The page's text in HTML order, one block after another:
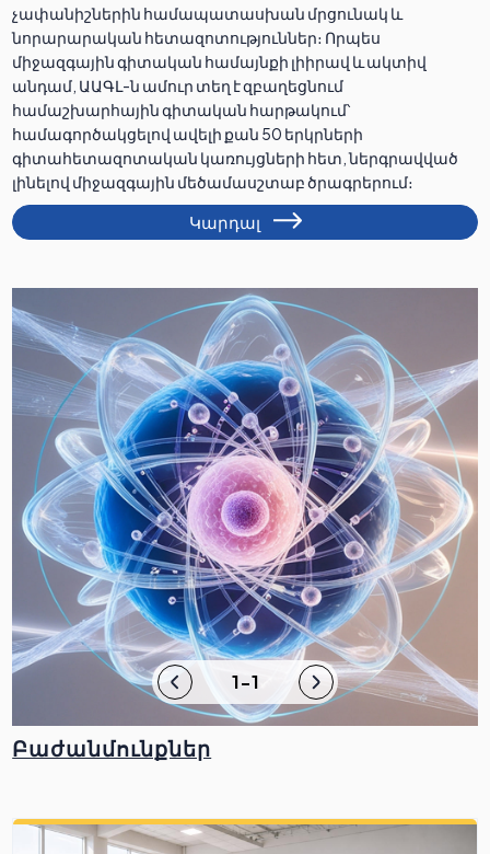
չափանիշներին համապատասխան մրցունակ և
նորարարական հետազոտություններ։ Որպես
միջազգային գիտական համայնքի լիիրավ և ակտիվ
անդամ, ԱԱԳԼ-ն ամուր տեղ է զբաղեցնում
համաշխարհային գիտական հարթակում՝
համագործակցելով ավելի քան 50 երկրների
գիտահետազոտական կառույցների հետ, ներգրավված
լինելով միջազգային մեծամասշտաբ ծրագրերում։
Կարդալ
1-1
Բաժանմունքներ